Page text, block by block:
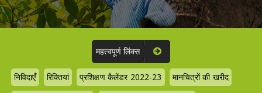
महत्वपूर्ण लिंक्स
निविदाएँ रिक्तियां प्रशिक्षण कैलेंडर 2022-23
मानचित्रों की खरीद